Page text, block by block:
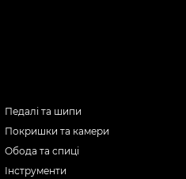
Педалі та шипи
Покришки та камери
Обода та спиці
Інструменти